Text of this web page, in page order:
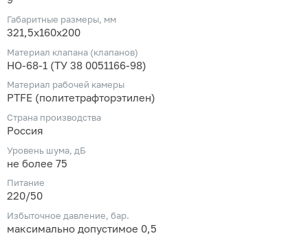
Габаритные размеры, мм
321,5х160х200
Материал клапана (клапанов)
НО-68-1 (ТУ 38 0051166-98)
Материал рабочей камеры
PTFE (политетрафторэтилен)
Страна производства
Россия
Уровень шума, дБ
не более 75
Питание
220/50
Избыточное давление, бар.
максимально допустимое 0,5